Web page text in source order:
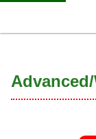
Advanced/